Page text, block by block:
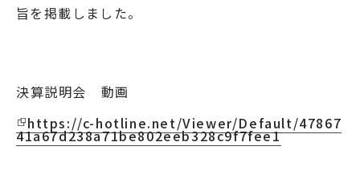
採用情報
旨を掲載しました。
決算説明会 動画
https://c-hotline.net/Viewer/Default/47867
41a67d238a71be802eeb328c9f7fee1